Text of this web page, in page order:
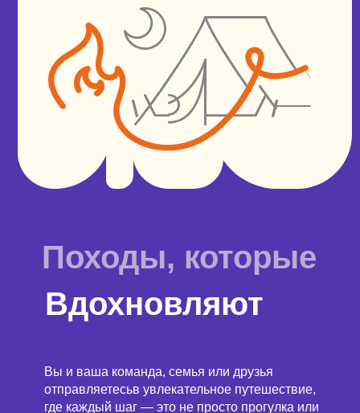
Походы, которые
Вдохновляют
Вы и ваша команда, семья или друзья
отправляетесьв увлекательное путешествие,
где каждый шаг — это не просто прогулка или